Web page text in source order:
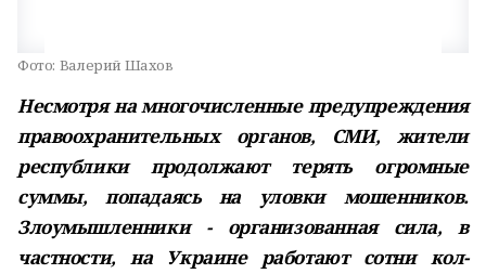
Фото: Валерий Шахов
Несмотря на многочисленные предупреждения
правоохранительных органов, СМИ, жители
республики продолжают терять огромные
суммы, попадаясь на уловки мошенников.
Злоумышленники - организованная сила, в
частности, на Украине работают сотни кол-